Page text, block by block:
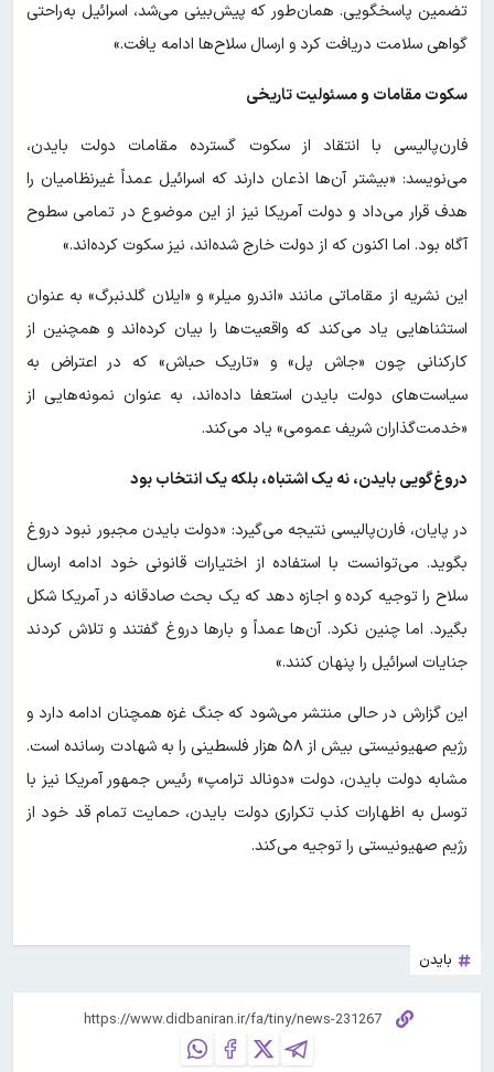
تضمین پاسخگویی. همان‌طور که پیش‌بینی می‌شد، اسرائیل به‌راحتی
گواهی سلامت دریافت کرد و ارسال سلاح‌ها ادامه یافت.»
سکوت مقامات و مسئولیت تاریخی
فارن‌پالیسی با انتقاد از سکوت گسترده مقامات دولت بایدن،
می‌نویسد: «بیشتر آن‌ها اذعان دارند که اسرائیل عمداً غیرنظامیان را
هدف قرار می‌داد و دولت آمریکا نیز از این موضوع در تمامی سطوح
آگاه بود. اما اکنون که از دولت خارج شده‌اند، نیز سکوت کرده‌اند.»
این نشریه از مقاماتی مانند «اندرو میلر» و «ایلان گلدنبرگ» به عنوان
استثناهایی یاد می‌کند که واقعیت‌ها را بیان کرده‌اند و همچنین از
کارکنانی چون «جاش پل» و «تاریک حباش» که در اعتراض به
سیاست‌های دولت بایدن استعفا داده‌اند، به عنوان نمونه‌هایی از
«خدمت‌گذاران شریف عمومی» یاد می‌کند.
دروغ‌گویی بایدن، نه یک اشتباه، بلکه یک انتخاب بود
در پایان، فارن‌پالیسی نتیجه می‌گیرد: «دولت بایدن مجبور نبود دروغ
بگوید. می‌توانست با استفاده از اختیارات قانونی خود ادامه ارسال
سلاح را توجیه کرده و اجازه دهد که یک بحث صادقانه در آمریکا شکل
بگیرد. اما چنین نکرد. آن‌ها عمداً و بارها دروغ گفتند و تلاش کردند
جنایات اسرائیل را پنهان کنند.»
این گزارش در حالی منتشر می‌شود که جنگ غزه همچنان ادامه دارد و
رژیم صهیونیستی بیش از ۵۸ هزار فلسطینی را به شهادت رسانده است.
مشابه دولت بایدن، دولت «دونالد ترامپ» رئیس جمهور آمریکا نیز با
توسل به اظهارات کذب تکراری دولت بایدن، حمایت تمام قد خود از
رژیم صهیونیستی را توجیه می‌کند.
بایدن